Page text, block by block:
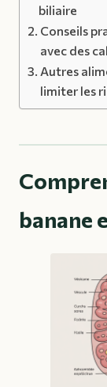
biliaire
Conseils
avec des
Autres
limiter les
banane